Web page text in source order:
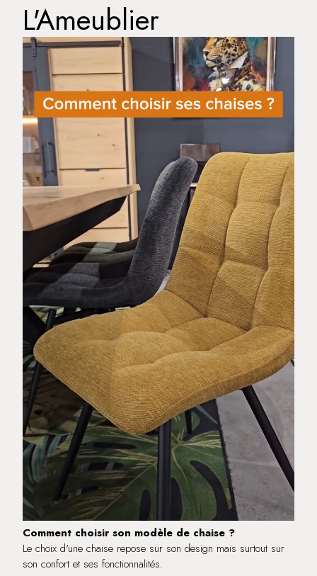
L'Ameublier
Comment choisir son modèle de chaise ?
Le choix d'une chaise repose sur son design mais surtout sur
son confort et ses fonctionnalités.